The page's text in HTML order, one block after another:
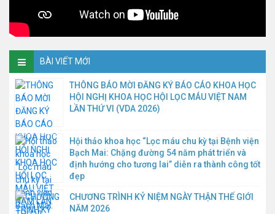
BÀI VIẾT MỚI
THÔNG BÁO MỜI ĐĂNG KÝ BÁO CÁO KHOA HỌC
HỘI NGHỊ KHOA HỌC HỘI LỌC MÁU VIỆT NAM
LẦN THỨ VI (VDA 2026)
Hội thảo khoa học “Lọc máu chu kỳ tại Bệnh viện
Bạch Mai: Chặng đường 54 năm phát triển và
định hướng cho tương lai” diễn ra thành công tốt
đẹp
CHƯƠNG TRÌNH KỶ NIỆM NGÀY THẬN THẾ GIỚI
NĂM 2026